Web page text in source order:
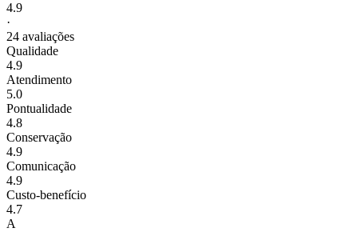
4.9
·
24 avaliações
Qualidade
4.9
Atendimento
5.0
Pontualidade
4.8
Conservação
4.9
Comunicação
4.9
Custo-benefício
4.7
A